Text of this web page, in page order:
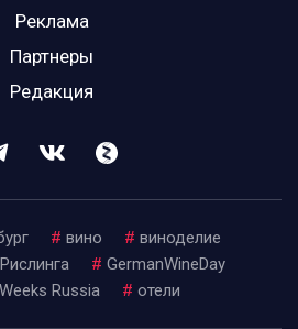
Реклама
Партнеры
Редакция
# вино # виноделие
# GermanWineDay
Russia # отели